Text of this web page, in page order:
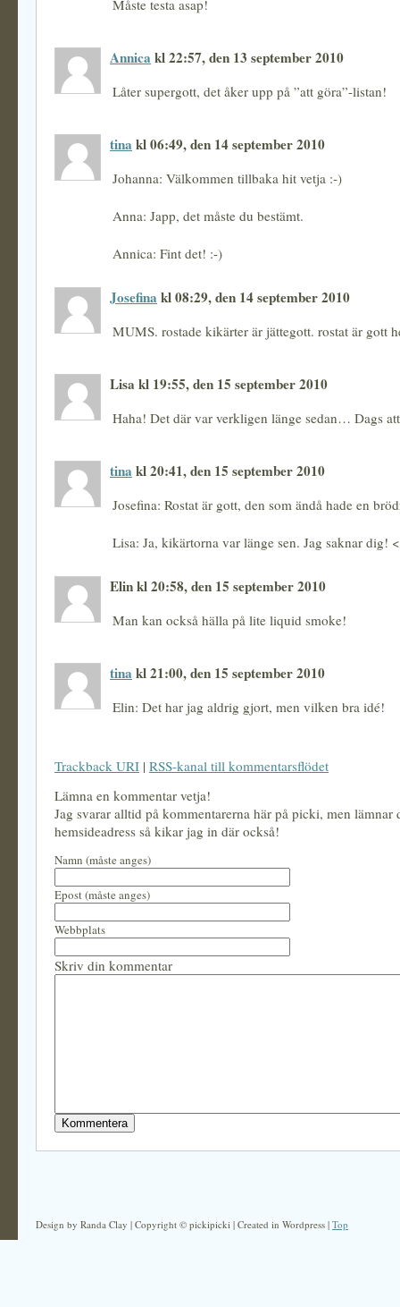
Måste testa asap!
Annica kl 22:57, den 13 september 2010
Låter supergott, det åker upp på ”att göra”-listan!
tina kl 06:49, den 14 september 2010
Johanna: Välkommen tillbaka hit vetja :-)
Anna: Japp, det måste du bestämt.
Annica: Fint det! :-)
Josefina kl 08:29, den 14 september 2010
MUMS. rostade kikärter är jättegott. rostat är gott
Lisa kl 19:55, den 15 september 2010
Haha! Det där var verkligen länge sedan… Dags
tina kl 20:41, den 15 september 2010
Josefina: Rostat är gott, den som ändå hade en
Lisa: Ja, kikärtorna var länge sen. Jag saknar dig!
Elin kl 20:58, den 15 september 2010
Man kan också hälla på lite liquid smoke!
tina kl 21:00, den 15 september 2010
Elin: Det har jag aldrig gjort, men vilken bra idé!
Trackback URI | RSS-kanal till kommentarsflödet
Lämna en kommentar vetja!
Jag svarar alltid på kommentarerna här på picki, men lämnar
hemsideadress så kikar jag in där också!
Namn (måste anges)
Epost (måste anges)
Webbplats
Skriv din kommentar
Design by Randa Clay | Copyright © pickipicki | Created in Wordpress | Top